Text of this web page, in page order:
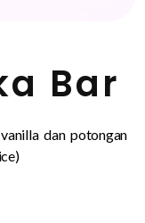
Bar
dan potongan